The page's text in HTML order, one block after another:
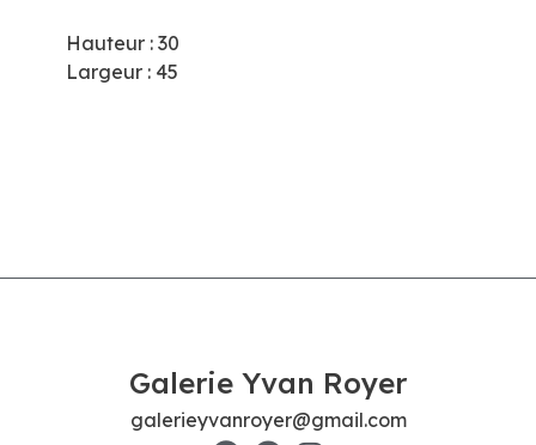
Hauteur : 30
Largeur : 45
Galerie Yvan Royer
galerieyvanroyer@gmail.com